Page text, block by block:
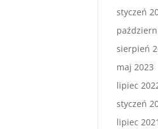
styczeń
sierpień
maj 2023
lipiec
styczeń
lipiec 2021